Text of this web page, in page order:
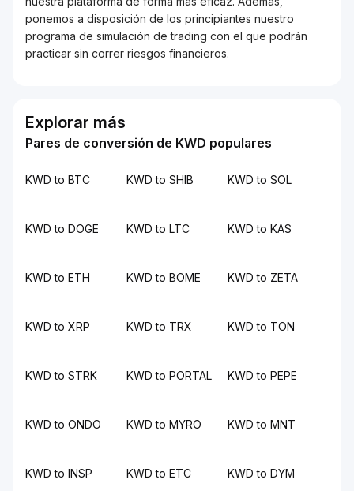
ponemos a disposición de los principiantes nuestro
programa de simulación de trading con el que podrán
practicar sin correr riesgos financieros.
Explorar más
Pares de conversión de KWD populares
KWD to BTC KWD to SHIB KWD to SOL
KWD to DOGE KWD to LTC KWD to KAS
KWD to ETH KWD to BOME KWD to ZETA
KWD to XRP KWD to TRX KWD to TON
KWD to STRK KWD to PORTAL KWD to PEPE
KWD to ONDO KWD to MYRO KWD to MNT
KWD to INSP KWD to ETC KWD to DYM